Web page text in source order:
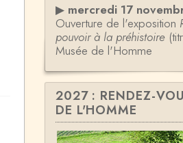
▶ mercredi 17
Ouverture de l'exposition
pouvoir à la préhistoire
Musée de l'Homme
2027 : RENDEZ-
DE L'HOMME